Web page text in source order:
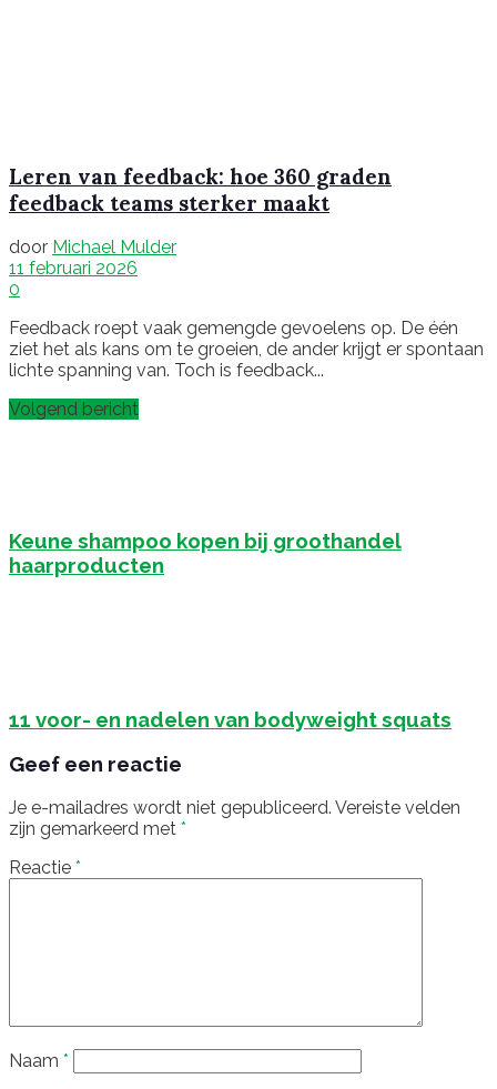
Leren van feedback: hoe 360 graden
feedback teams sterker maakt
door Michael Mulder
11 februari 2026
0
Feedback roept vaak gemengde gevoelens op. De één
ziet het als kans om te groeien, de ander krijgt er spontaan
lichte spanning van. Toch is feedback...
Volgend bericht
Keune shampoo kopen bij groothandel
haarproducten
11 voor- en nadelen van bodyweight squats
Geef een reactie
Je e-mailadres wordt niet gepubliceerd. Vereiste velden
zijn gemarkeerd met *
Reactie *
Naam *